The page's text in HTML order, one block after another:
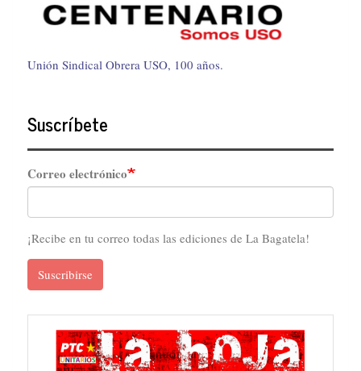
Unión Sindical Obrera USO, 100 años.
Suscríbete
Correo electrónico
¡Recibe en tu correo todas las ediciones de La Bagatela!
Suscribirse